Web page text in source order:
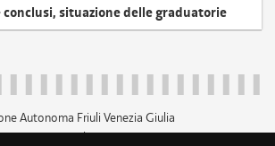
conclusi, situazione delle graduatorie
Autonoma Friuli Venezia Giulia
p.iva 00526040324